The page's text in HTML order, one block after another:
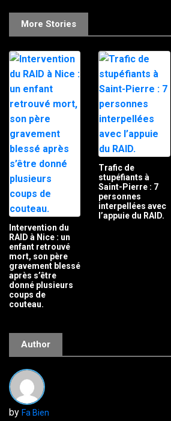
More Stories
Intervention du
RAID à Nice : un
enfant retrouvé
mort, son père
gravement blessé
après s’être
donné plusieurs
coups de
couteau.
Trafic de
stupéfiants à
Saint-Pierre : 7
personnes
interpellées avec
l’appuie du RAID.
Author
by Fa Bien